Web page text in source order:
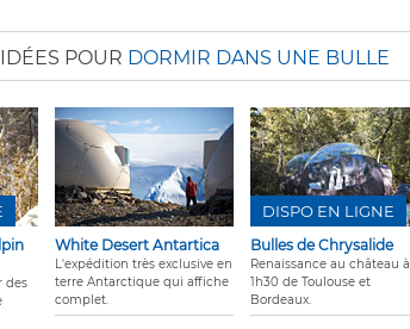
POUR DORMIR DANS UNE BULLE
des
White Desert Antartica
L'expédition très exclusive en
terre Antarctique qui affiche
complet.
Bulles de Chrysalide
Renaissance au château à
1h30 de Toulouse et
Bordeaux.
DISPO EN LIGNE